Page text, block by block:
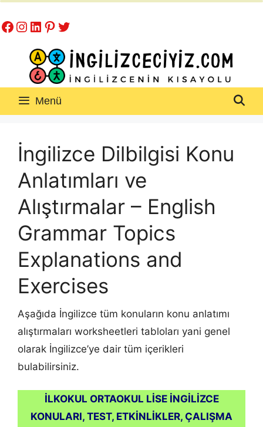
atla
Facebook
Instagram
LinkedIn
Pinterest
Twitter
Menü
İngilizce Dilbilgisi Konu
Anlatımları ve
Alıştırmalar – English
Grammar Topics
Explanations and
Exercises
Aşağıda İngilizce tüm konuların konu anlatımı
alıştırmaları worksheetleri tabloları yani genel
olarak İngilizce’ye dair tüm içerikleri
bulabilirsiniz.
İLKOKUL ORTAOKUL LİSE İNGİLİZCE
KONULARI, TEST, ETKİNLİKLER, ÇALIŞMA